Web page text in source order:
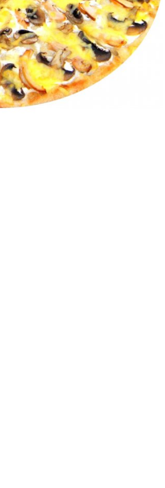
Тортилласы
Напитки